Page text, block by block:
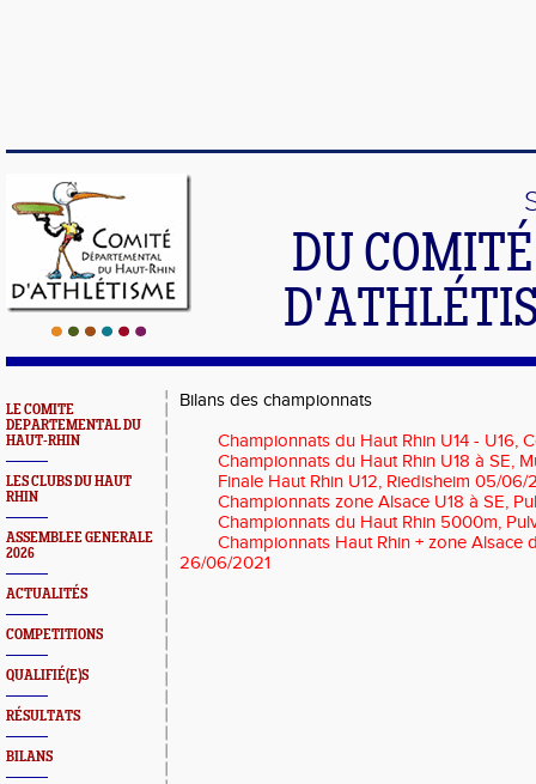
DU
LE COMITE
DEPARTEMENTAL DU
HAUT-RHIN
LES CLUBS DU HAUT
RHIN
ASSEMBLEE GENERALE
2026
ACTUALITÉS
COMPETITIONS
QUALIFIÉ(E)S
RÉSULTATS
BILANS
Bilans des championnats
Championnats du Haut Rhin U14 - U16,
Championnats du Haut Rhin U18 à SE,
Finale Haut Rhin U12, Riedisheim 05/06/
Championnats zone Alsace U18 à SE,
Championnats du Haut Rhin 5000m,
Championnats Haut Rhin + zone Alsace
26/06/2021